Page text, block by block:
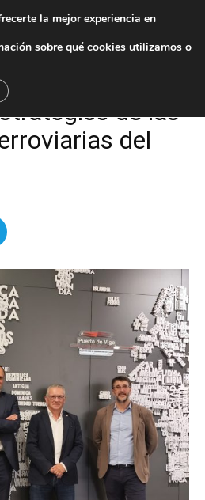
de las
del
la mejor experiencia en
sobre qué cookies utilizamos o